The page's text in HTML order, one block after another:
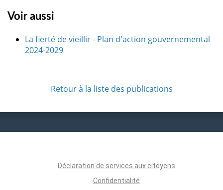
Voir aussi
La fierté de vieillir - Plan d'action gouvernemental
2024-2029
Retour à la liste des publications
Déclaration de services aux citoyens
Confidentialité